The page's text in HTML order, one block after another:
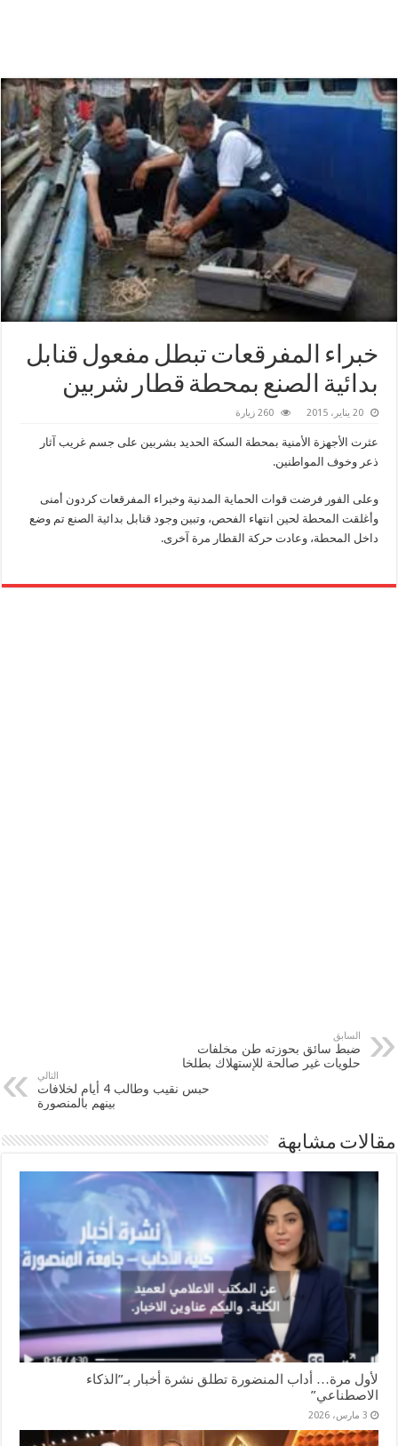
خبراء المفرقعات تبطل مفعول قنابل
بدائية الصنع بمحطة قطار شربين
20 يناير، 2015 260 زيارة
عثرت الأجهزة الأمنية بمحطة السكة الحديد بشربين على جسم غريب آثار
ذعر وخوف المواطنين.
وعلى الفور فرضت قوات الحماية المدنية وخبراء المفرقعات كردون أمنى
وأغلقت المحطة لحين انتهاء الفحص، وتبين وجود قنابل بدائية الصنع تم وضع
داخل المحطة، وعادت حركة القطار مرة آخرى.
السابق
ضبط سائق بحوزته طن مخلفات
حلويات غير صالحة للإستهلاك بطلخا
التالي
حبس نقيب وطالب 4 أيام لخلافات
بينهم بالمنصورة
مقالات مشابهة
لأول مرة… أداب المنضورة تطلق نشرة أخبار بـ”الذكاء
الاصطناعي”
3 مارس، 2026